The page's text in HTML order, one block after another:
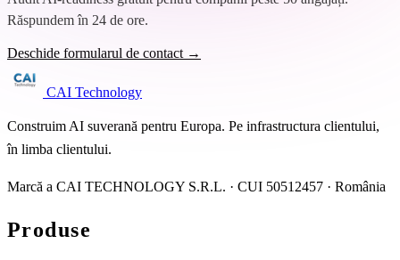
Răspundem în 24 de ore.
Deschide formularul de contact →
CAI Technology
Construim AI suverană pentru Europa. Pe infrastructura clientului,
în limba clientului.
Marcă a CAI TECHNOLOGY S.R.L. · CUI 50512457 · România
Produse